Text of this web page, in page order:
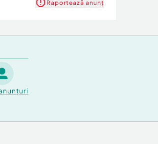
Raportează anunț